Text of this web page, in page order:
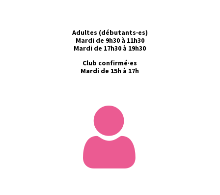
Adultes (débutants·es)
Mardi de 9h30 à 11h30
Mardi de 17h30 à 19h30
Club confirmé·es
Mardi de 15h à 17h